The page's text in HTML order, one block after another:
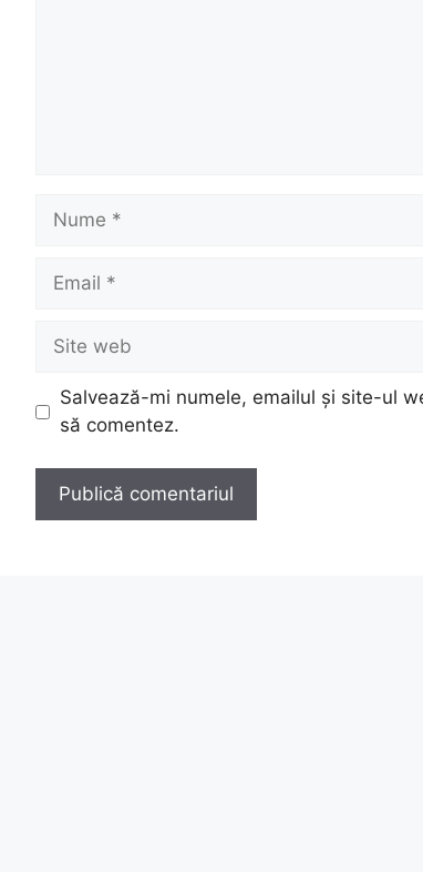
Nume
Email
Site
web
Salvează-mi numele, emailul și site-ul
să comentez.